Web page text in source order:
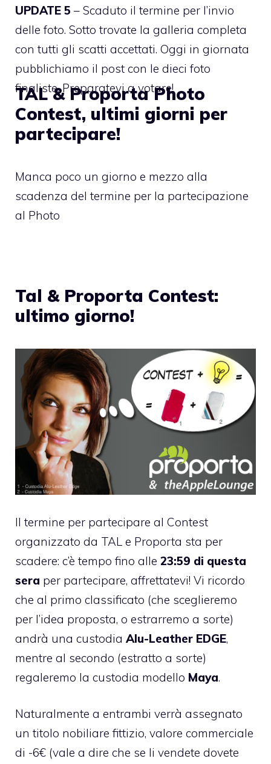
UPDATE 5 – Scaduto il termine per l’invio
delle foto. Sotto trovate la galleria completa
con tutti gli scatti accettati. Oggi in giornata
pubblichiamo il post con le dieci foto
finaliste. Preparatevi a votare!
TAL & Proporta Photo
Contest, ultimi giorni per
partecipare!
Manca poco un giorno e mezzo alla
scadenza del termine per la partecipazione
al Photo
Tal & Proporta Contest:
ultimo giorno!
Il termine per partecipare al Contest
organizzato da TAL e Proporta sta per
scadere: c’è tempo fino alle 23:59 di questa
sera per partecipare, affrettatevi! Vi ricordo
che al primo classificato (che sceglieremo
per l’idea proposta, o estrarremo a sorte)
andrà una custodia Alu-Leather EDGE,
mentre al secondo (estratto a sorte)
regaleremo la custodia modello Maya.
Naturalmente a entrambi verrà assegnato
un titolo nobiliare fittizio, valore commerciale
di -6€ (vale a dire che se li vendete dovete